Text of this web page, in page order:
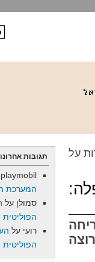
על תגובות
playmobil
המערכת
סמולן על
הפוליטית
רועי על
הפוליטית